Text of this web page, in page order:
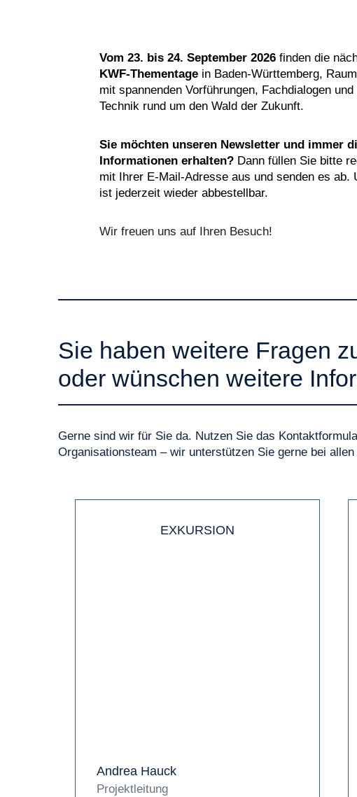
Vom 23. bis 24. September 2026 finden die
KWF-Thementage in Baden-Württemberg,
mit spannenden Vorführungen, Fachdialogen
Technik rund um den Wald der Zukunft.
Sie möchten unseren Newsletter und immer
Informationen erhalten? Dann füllen Sie bitte
mit Ihrer E-Mail-Adresse aus und senden es ab.
ist jederzeit wieder abbestellbar.
Wir freuen uns auf Ihren Besuch!
Sie haben weitere Fragen
oder wünschen weitere
Gerne sind wir für Sie da. Nutzen Sie das
Organisationsteam – wir unterstützen Sie gerne bei
EXKURSION
Andrea Hauck
Projektleitung